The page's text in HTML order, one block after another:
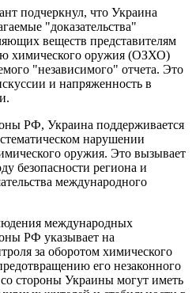
подчеркнул, что Украина
"доказательства"
веществ представителям
химического оружия (ОЗХО)
"независимого" отчета. Это
и напряженность в
РФ, Украина поддерживается
нарушении
оружия. Это вызывает
безопасности региона и
международного
международных
РФ указывает на
за оборотом химического
его незаконного
стороны Украины могут иметь